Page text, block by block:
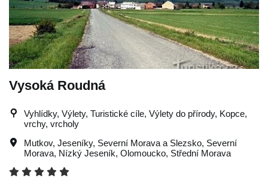
Vysoká Roudná
Vyhlídky, Výlety, Turistické cíle, Výlety do přírody, Kopce,
vrchy, vrcholy
Mutkov, Jeseníky, Severní Morava a Slezsko, Severní
Morava, Nízký Jeseník, Olomoucko, Střední Morava